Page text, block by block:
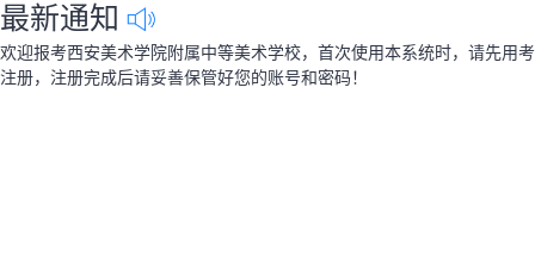
最新通知
欢迎报考西安美术学院附属中等美术学校，首次使用本系统时，请先用
注册，注册完成后请妥善保管好您的账号和密码！